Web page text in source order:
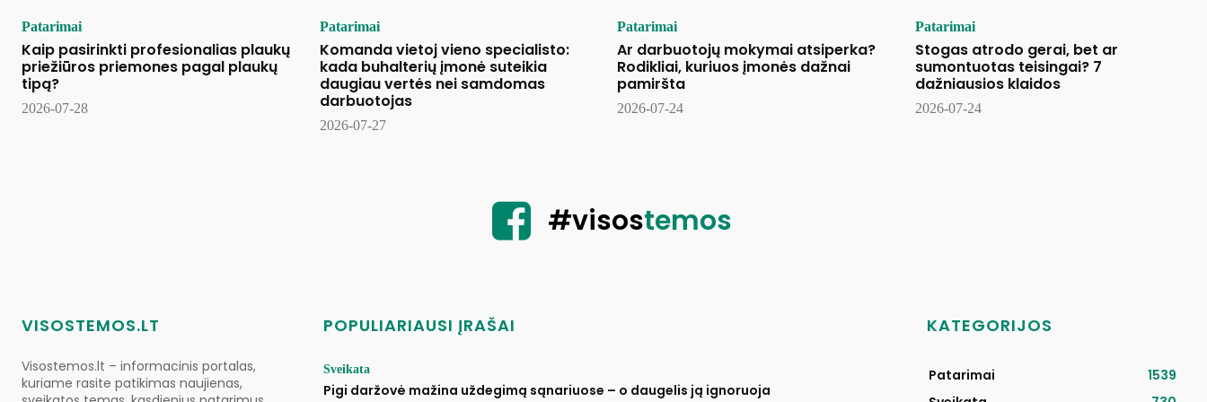
Patarimai
Kaip pasirinkti profesionalias plaukų
priežiūros priemones pagal plaukų
tipą?
2026-07-28
Patarimai
Komanda vietoj vieno specialisto:
kada buhalterių įmonė suteikia
daugiau vertės nei samdomas
darbuotojas
2026-07-27
Patarimai
Ar darbuotojų mokymai atsiperka?
Rodikliai, kuriuos įmonės dažnai
pamiršta
2026-07-24
Patarimai
Stogas atrodo gerai, bet ar
sumontuotas teisingai? 7
dažniausios klaidos
2026-07-24
#visostemos
VISOSTEMOS.LT
Visostemos.lt – informacinis portalas,
kuriame rasite patikimas naujienas,
POPULIARIAUSI ĮRAŠAI
Sveikata
Pigi daržovė mažina uždegimą sąnariuose – o daugelis ją ignoruoja
KATEGORIJOS
Patarimai
1539